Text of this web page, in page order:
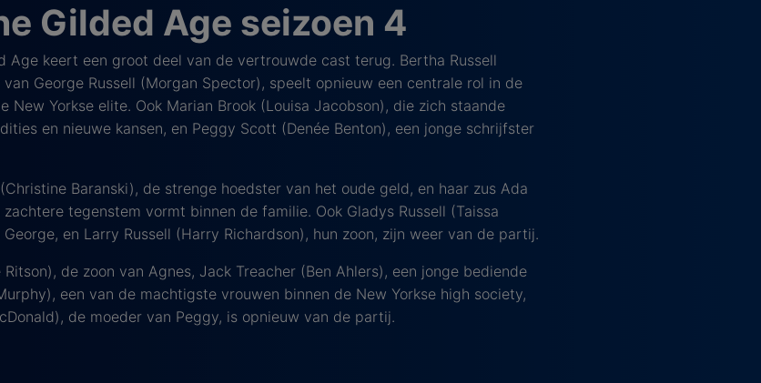
Gilded Age seizoen 4
Age keert een groot deel van de vertrouwde cast terug. Bertha Russell
George Russell (Morgan Spector), speelt opnieuw een centrale rol in de
New Yorkse elite. Ook Marian Brook (Louisa Jacobson), die zich staande
en nieuwe kansen, en Peggy Scott (Denée Benton), een jonge schrijfster
Baranski), de strenge hoedster van het oude geld, en haar zus Ada
tegenstem vormt binnen de familie. Ook Gladys Russell (Taissa
en Larry Russell (Harry Richardson), hun zoon, zijn weer van de partij.
de zoon van Agnes, Jack Treacher (Ben Ahlers), een jonge bediende
een van de machtigste vrouwen binnen de New Yorkse high society,
de moeder van Peggy, is opnieuw van de partij.